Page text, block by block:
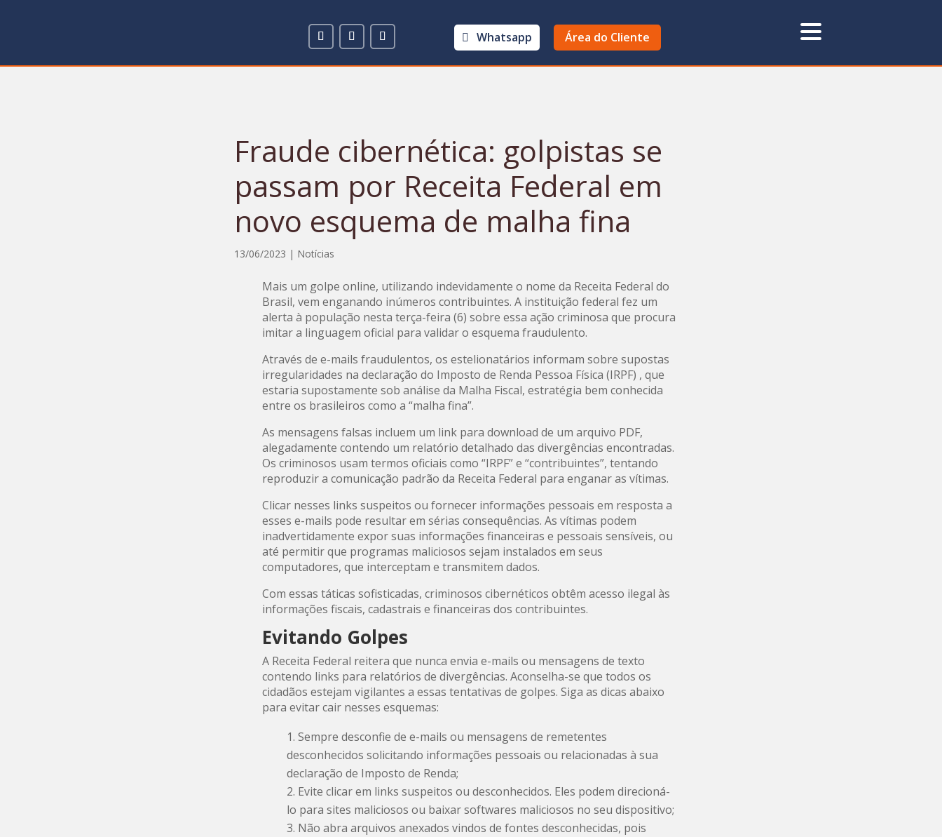
Whatsapp Área do Cliente
Fraude cibernética: golpistas se
passam por Receita Federal em
novo esquema de malha fina
13/06/2023 | Notícias
Mais um golpe online, utilizando indevidamente o nome da Receita Federal do
Brasil, vem enganando inúmeros contribuintes. A instituição federal fez um
alerta à população nesta terça-feira (6) sobre essa ação criminosa que procura
imitar a linguagem oficial para validar o esquema fraudulento.
Através de e-mails fraudulentos, os estelionatários informam sobre supostas
irregularidades na declaração do Imposto de Renda Pessoa Física (IRPF) , que
estaria supostamente sob análise da Malha Fiscal, estratégia bem conhecida
entre os brasileiros como a “malha fina”.
As mensagens falsas incluem um link para download de um arquivo PDF,
alegadamente contendo um relatório detalhado das divergências encontradas.
Os criminosos usam termos oficiais como “IRPF” e “contribuintes”, tentando
reproduzir a comunicação padrão da Receita Federal para enganar as vítimas.
Clicar nesses links suspeitos ou fornecer informações pessoais em resposta a
esses e-mails pode resultar em sérias consequências. As vítimas podem
inadvertidamente expor suas informações financeiras e pessoais sensíveis, ou
até permitir que programas maliciosos sejam instalados em seus
computadores, que interceptam e transmitem dados.
Com essas táticas sofisticadas, criminosos cibernéticos obtêm acesso ilegal às
informações fiscais, cadastrais e financeiras dos contribuintes.
Evitando Golpes
A Receita Federal reitera que nunca envia e-mails ou mensagens de texto
contendo links para relatórios de divergências. Aconselha-se que todos os
cidadãos estejam vigilantes a essas tentativas de golpes. Siga as dicas abaixo
para evitar cair nesses esquemas:
Sempre desconfie de e-mails ou mensagens de remetentes
desconhecidos solicitando informações pessoais ou relacionadas à sua
declaração de Imposto de Renda;
Evite clicar em links suspeitos ou desconhecidos. Eles podem direcioná-
lo para sites maliciosos ou baixar softwares maliciosos no seu dispositivo;
Não abra arquivos anexados vindos de fontes desconhecidas, pois